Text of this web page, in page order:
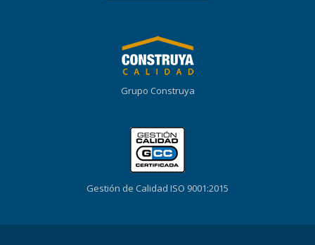
Grupo Construya
Gestión de Calidad ISO 9001:2015